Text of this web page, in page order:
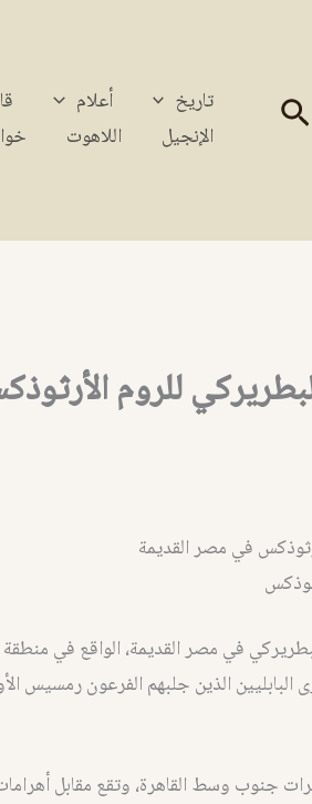
البحث تاريخ أعلام
الإنجيل
اللاهوت
للروم
في مصر القديمة
في مصر القديمة، الواقع في منطقة
الذين جلبهم الفرعون رمسيس
جنوب وسط القاهرة، وتقع مقابل